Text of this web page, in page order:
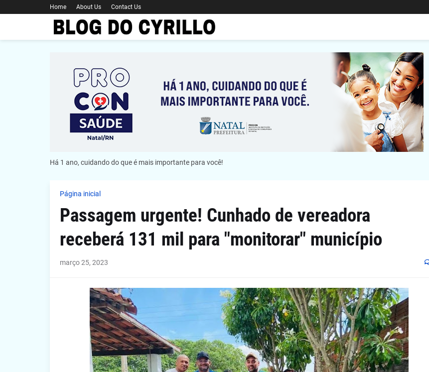
Home About Us Contact Us
Há 1 ano, cuidando do que é mais importante para você!
Página inicial
Passagem urgente! Cunhado de vereadora
receberá 131 mil para "monitorar" município
março 25, 2023